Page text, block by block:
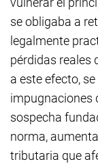
se obligaba a
legalmente
pérdidas reales
a este efecto,
impugnaciones
sospecha
norma,
tributaria que